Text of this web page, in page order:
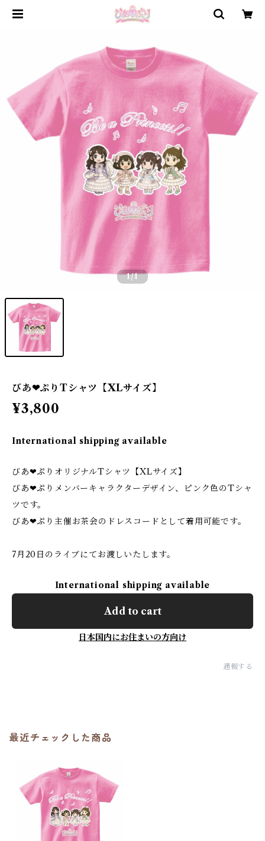
1/1
びあ❤︎ぷりTシャツ【XLサイズ】
¥3,800
International shipping available
びあ❤︎ぷりオリジナルTシャツ【XLサイズ】
びあ❤︎ぷりメンバーキャラクターデザイン、ピンク色のTシャ
ツです。
びあ❤︎ぷり主催お茶会のドレスコードとして着用可能です。
7月20日のライブにてお渡しいたします。
International shipping available
Add to cart
日本国内にお住まいの方向け
通報する
最近チェックした商品